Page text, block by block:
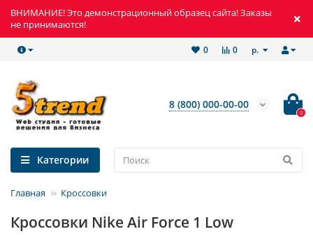
ВНИМАНИЕ! Это демонстрационный образец сайта! Заказы
не принимаются!
р.
0
0
8 (800) 000-00-00
0
Категории
Главная Кроссовки
Кроссовки Nike Air Force 1 Low